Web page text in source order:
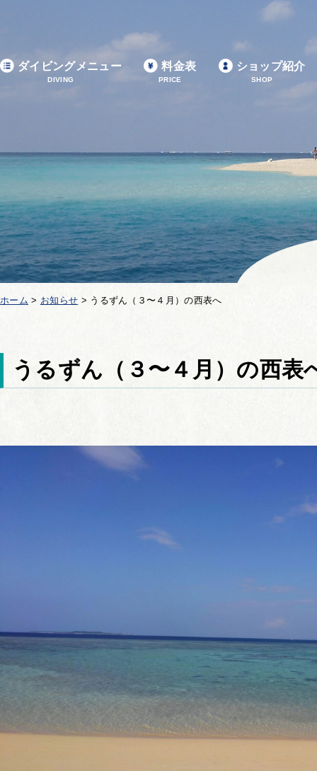
ダイビングメニュー
DIVING
料金表
PRICE
ショップ紹介
SHOP
ホーム > お知らせ > うるずん（３〜４月）の西表へ
うるずん（３〜４月）の西表